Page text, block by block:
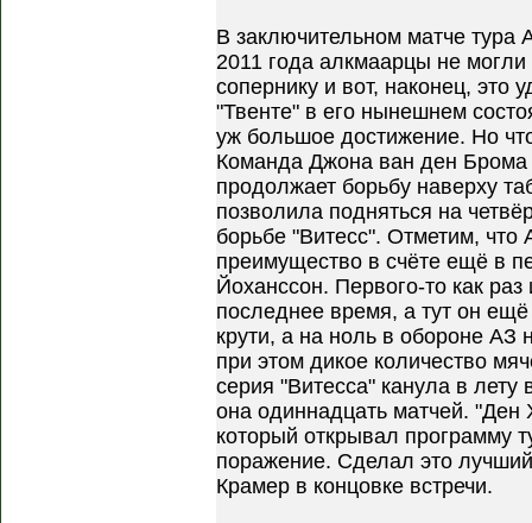
В заключительном матче тура
2011 года алкмаарцы не
сопернику и вот, наконец, это
"Твенте" в его нынешнем
уж большое достижение. Но
Команда Джона ван ден Брома
продолжает борьбу наверху
позволила подняться на
борьбе "Витесс". Отметим,
преимущество в счёте ещё в
Йоханссон. Первого-то как
последнее время, а тут он
крути, а на ноль в обороне АЗ
при этом дикое количество
серия "Витесса" канула в
она одиннадцать матчей. "Ден
который открывал программу
поражение. Сделал это
Крамер в концовке встречи.